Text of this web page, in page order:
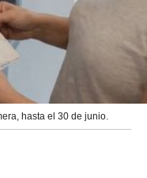
hasta el 30 de junio.